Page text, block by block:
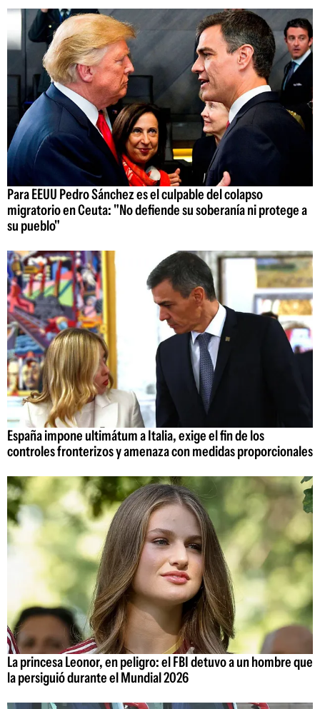
Para EEUU Pedro Sánchez es el culpable del colapso
migratorio en Ceuta: "No defiende su soberanía ni protege a
su pueblo"
España impone ultimátum a Italia, exige el fin de los
controles fronterizos y amenaza con medidas proporcionales
La princesa Leonor, en peligro: el FBI detuvo a un hombre que
la persiguió durante el Mundial 2026